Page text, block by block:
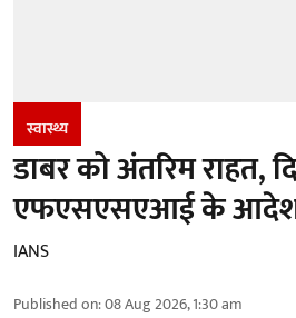
स्वास्थ्य
डाबर को अंतरिम राहत,
एफएसएसएआई के आदेश
IANS
Published on:08 Aug 2026, 1:30 am